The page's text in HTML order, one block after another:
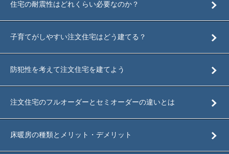
住宅の耐震性はどれくらい必要なのか？
子育てがしやすい注文住宅はどう建てる？
防犯性を考えて注文住宅を建てよう
注文住宅のフルオーダーとセミオーダーの違いとは
床暖房の種類とメリット・デメリット